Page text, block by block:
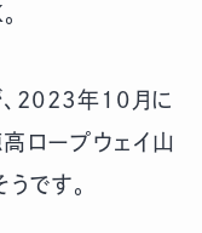
、2023年10月に
ロープウェイ山
です。